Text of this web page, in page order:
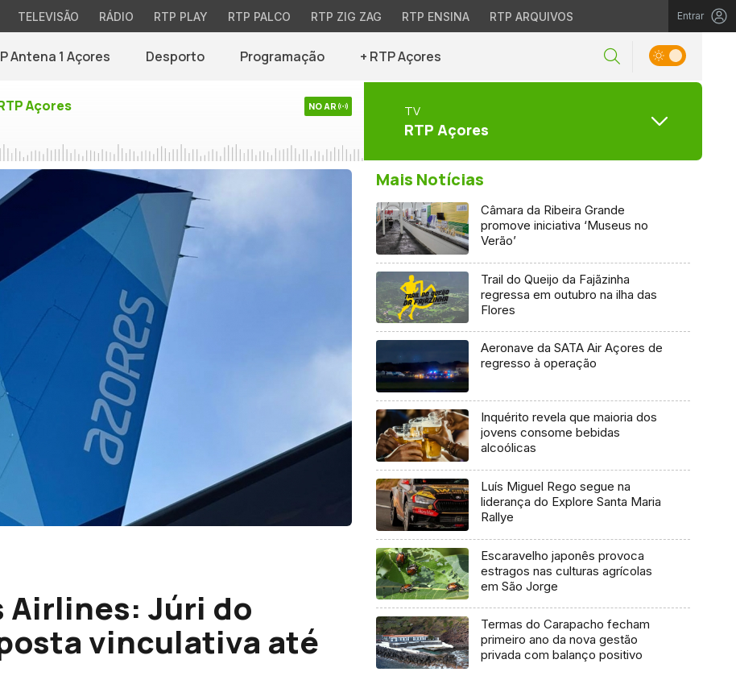
TELEVISÃO RÁDIO RTP PLAY RTP PALCO RTP ZIG ZAG RTP ENSINA RTP ARQUIVOS Entrar
Antena 1 Açores Desporto Programação + RTP Açores
Açores NO AR TV
RTP Açores
Airlines: Júri do
vinculativa até
Mais Notícias
Câmara da Ribeira Grande
promove iniciativa ‘Museus no
Verão’
Trail do Queijo da Fajãzinha
regressa em outubro na ilha das
Flores
Aeronave da SATA Air Açores de
regresso à operação
Inquérito revela que maioria dos
jovens consome bebidas
alcoólicas
Luís Miguel Rego segue na
liderança do Explore Santa Maria
Rallye
Escaravelho japonês provoca
estragos nas culturas agrícolas
em São Jorge
Termas do Carapacho fecham
primeiro ano da nova gestão
privada com balanço positivo